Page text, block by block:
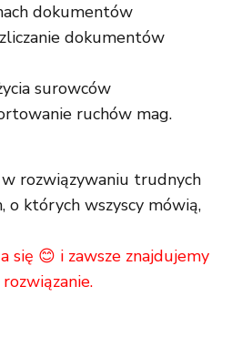
dokumentów
dokumentów
surowców
ruchów mag.
rozwiązywaniu trudnych
o których wszyscy mówią,
się 😊 i zawsze znajdujemy
rozwiązanie.